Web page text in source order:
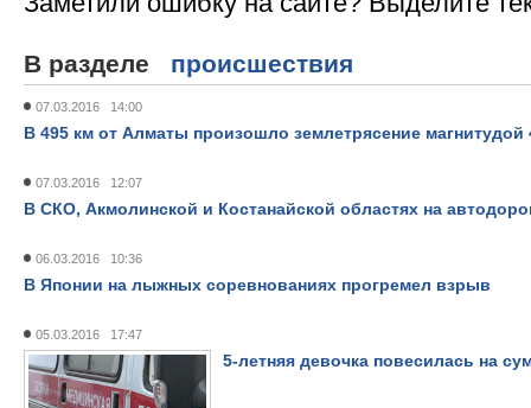
В разделе происшествия
07.03.2016 14:00
В 495 км от Алматы произошло землетрясение магнитудой
07.03.2016 12:07
В СКО, Акмолинской и Костанайской областях на
06.03.2016 10:36
В Японии на лыжных соревнованиях прогремел взрыв
05.03.2016 17:47
5-летняя девочка повесилась на